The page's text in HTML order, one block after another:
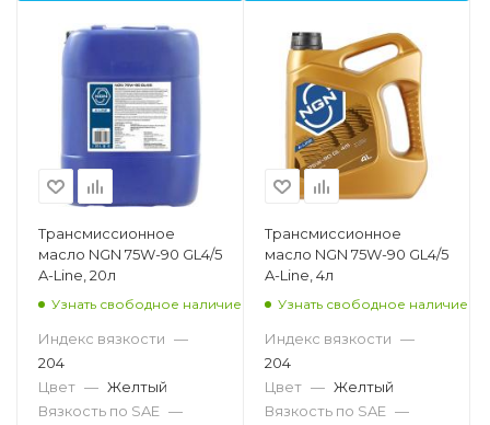
Трансмиссионное
масло NGN 75W-90 GL4/5
A-Line, 20л
Узнать свободное наличие
Индекс вязкости —
204
Цвет — Желтый
Вязкость по SAE —
Трансмиссионное
масло NGN 75W-90 GL4/5
A-Line, 4л
Узнать свободное наличие
Индекс вязкости —
204
Цвет — Желтый
Вязкость по SAE —